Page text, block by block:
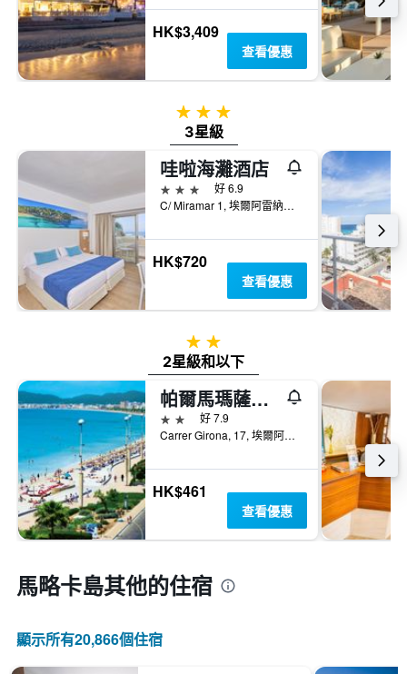
HK$3,409
查看優惠
3星級
3星級
哇啦海灘酒店
3星級
好 6.9
C/ Miramar 1, 埃爾阿雷納爾, 馬略卡島, 西班牙
HK$720
查看優惠
2星級
2星級和以下
帕爾馬瑪薩斯飯店
2星級
好 7.9
Carrer Girona, 17, 埃爾阿雷納爾, 馬略卡島, 西班牙
HK$461
查看優惠
馬略卡島​其他的住宿
顯示所有20,866​個住宿